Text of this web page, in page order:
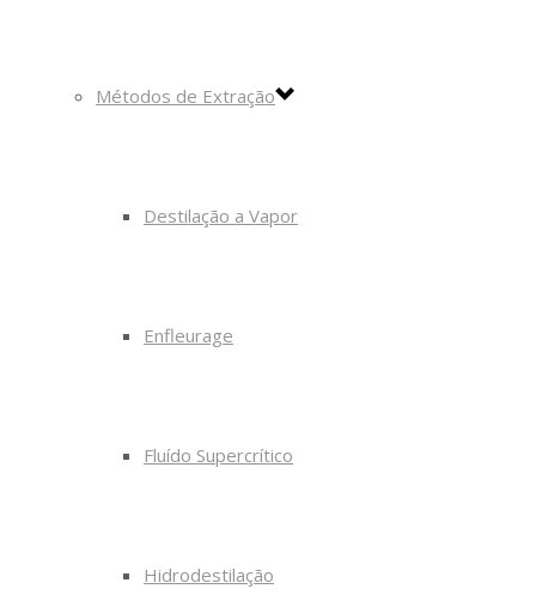
Métodos de Extração
Destilação a Vapor
Enfleurage
Fluído Supercrítico
Hidrodestilação